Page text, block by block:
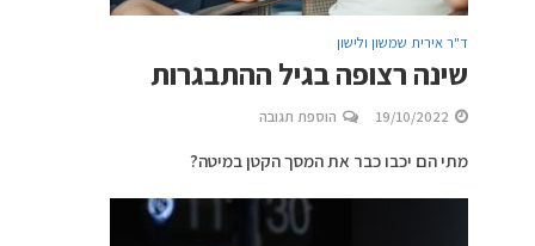
ד"ר אירית שמשון ולישון
שינה רצופה בגיל ההתבגרות
19/10/2022 הוספת תגובה
מתי הם יכבו כבר את המסך הקטן במיטה?